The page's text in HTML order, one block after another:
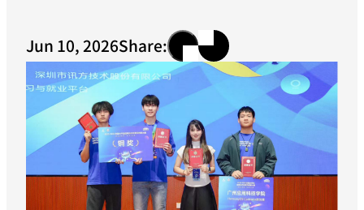
Jun 10, 2026Share: